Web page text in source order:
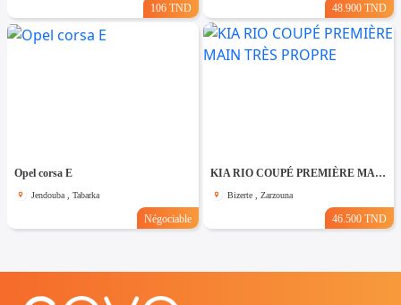
106 TND 48.900 TND
Opel corsa E
Jendouba , Tabarka
Négociable
KIA RIO COUPÉ PREMIÈRE MAIN TRÈS PROPRE
Bizerte , Zarzouna
46.500 TND